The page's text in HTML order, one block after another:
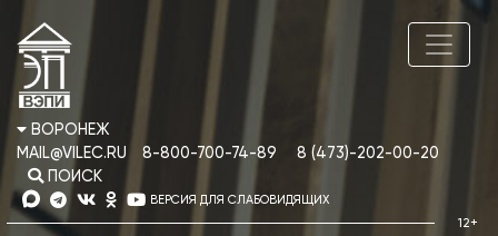
ВОРОНЕЖ
MAIL@VILEC.RU
8-800-700-74-89
8 (473)-202-00-20
ПОИСК
ВЕРСИЯ ДЛЯ СЛАБОВИДЯЩИХ